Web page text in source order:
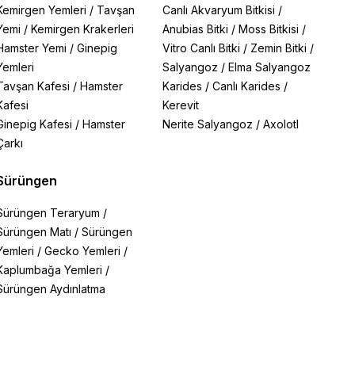
Yemleri / Tavşan
/ Kemirgen Krakerleri
Yemi / Ginepig
Kafesi / Hamster
Kafesi / Hamster
Teraryum /
Matı / Sürüngen
/ Gecko Yemleri /
Yemleri /
Aydınlatma
Canlı Akvaryum Bitkisi /
Anubias Bitki /Moss Bitkisi /
Vitro Canlı Bitki / Zemin Bitki /
Salyangoz /Elma Salyangoz
Karides /Canlı Karides /
Kerevit
Nerite Salyangoz /Axolotl